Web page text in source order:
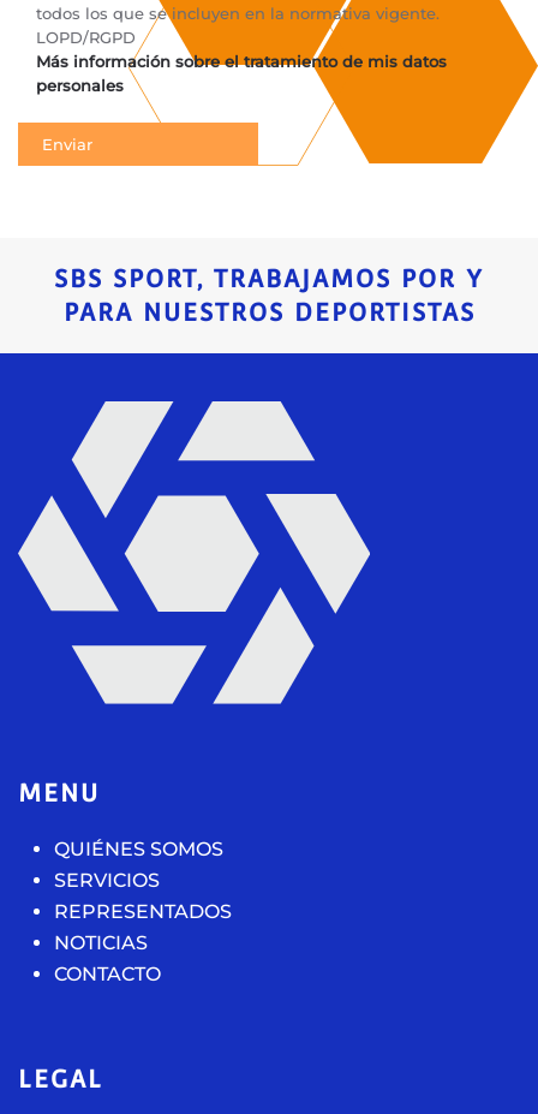
todos los que se incluyen en la normativa vigente.
LOPD/RGPD
Más información sobre el tratamiento de mis datos
personales
SBS SPORT, TRABAJAMOS POR Y
PARA NUESTROS DEPORTISTAS
MENU
QUIÉNES SOMOS
SERVICIOS
REPRESENTADOS
NOTICIAS
CONTACTO
LEGAL